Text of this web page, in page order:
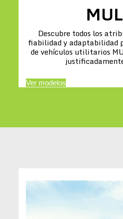
Descubre todos los
fiabilidad y adaptabilidad
de vehículos utilitarios
Ver modelos